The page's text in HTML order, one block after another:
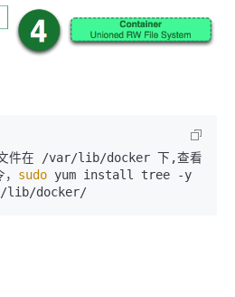
文件在 /var/lib/docker 下,查看
sudo yum install tree -y